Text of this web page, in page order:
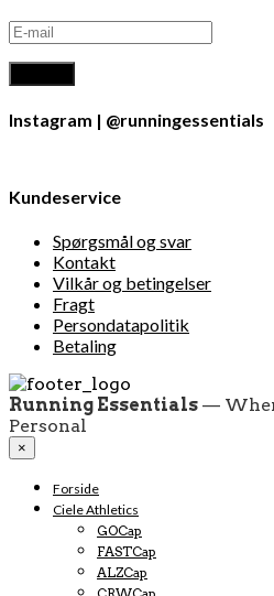
Instagram | @runningessentials
Kundeservice
Spørgsmål og svar
Kontakt
Vilkår og betingelser
Fragt
Persondatapolitik
Betaling
Running Essentials —
Personal
×
Forside
Ciele Athletics
GOCap
FASTCap
ALZCap